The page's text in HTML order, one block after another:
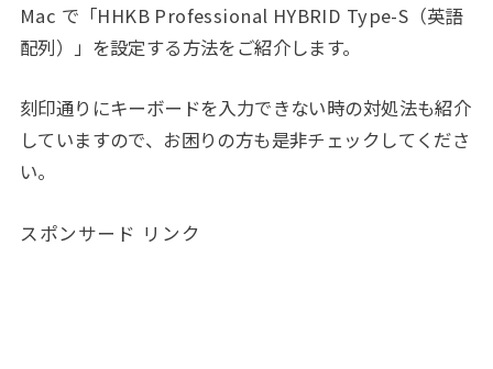
Mac で「HHKB Professional HYBRID Type-S（英語
配列）」を設定する方法をご紹介します。
刻印通りにキーボードを入力できない時の対処法も紹介
していますので、お困りの方も是非チェックしてくださ
い。
スポンサード リンク